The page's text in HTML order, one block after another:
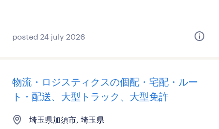
posted 24 july 2026
物流・ロジスティクスの個配・宅配・ルー
ト・配送、大型トラック、大型免許
埼玉県加須市, 埼玉県